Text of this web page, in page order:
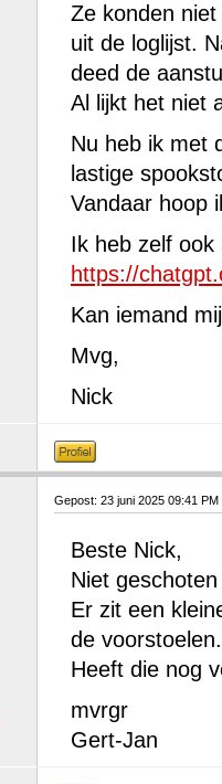
Ze konden
uit de loglijst.
deed de
Al lijkt het niet
Nu heb ik met
lastige
Vandaar hoop
Ik heb zelf
https://
Kan iemand
Mvg,
Nick
Gepost: 23 juni 2025 09:41 PM
Beste Nick,
Niet
Er zit een
de
Heeft die nog
mvrgr
Gert-Jan